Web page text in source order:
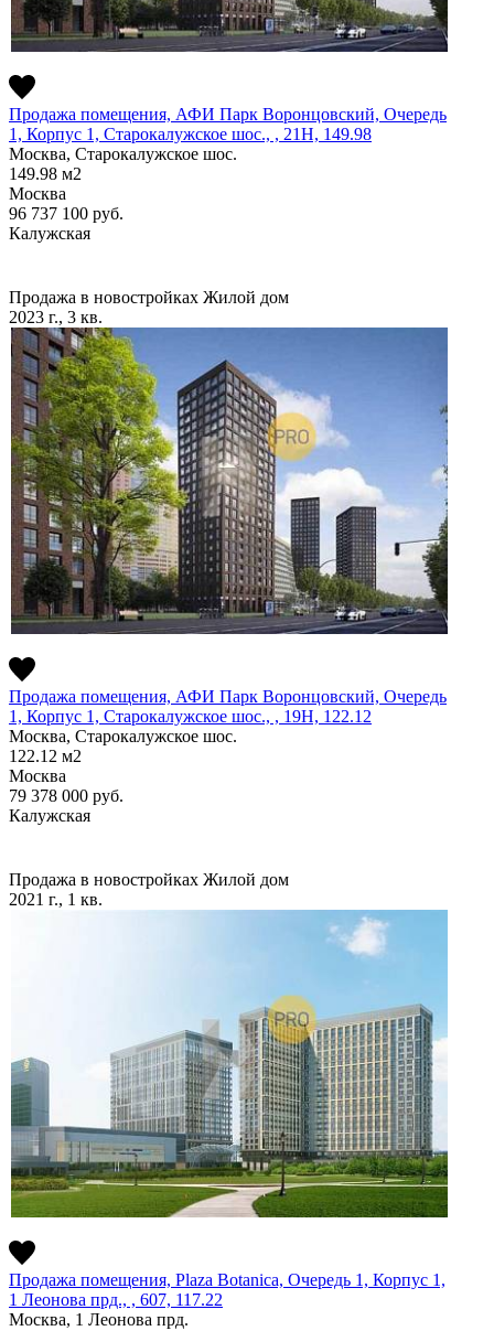
Продажа помещения, АФИ Парк Воронцовский, Очередь
1, Корпус 1, Старокалужское шос., , 21H, 149.98
Москва, Старокалужское шос.
149.98 м2
Москва
96 737 100 руб.
Калужская
Продажа в новостройках Жилой дом
2023 г., 3 кв.
Продажа помещения, АФИ Парк Воронцовский, Очередь
1, Корпус 1, Старокалужское шос., , 19H, 122.12
Москва, Старокалужское шос.
122.12 м2
Москва
79 378 000 руб.
Калужская
Продажа в новостройках Жилой дом
2021 г., 1 кв.
Продажа помещения, Plaza Botanica, Очередь 1, Корпус 1,
1 Леонова прд., , 607, 117.22
Москва, 1 Леонова прд.